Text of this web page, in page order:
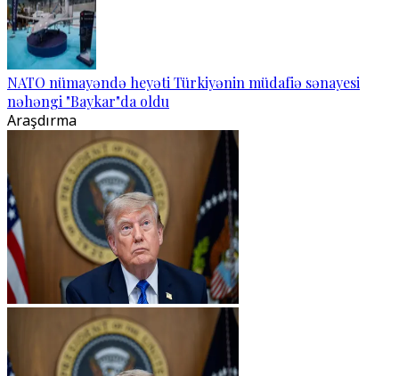
NATO nümayəndə heyəti Türkiyənin müdafiə sənayesi
nəhəngi "Baykar"da oldu
Araşdırma